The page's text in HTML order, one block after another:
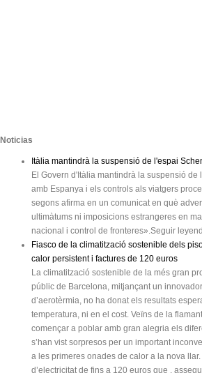
Noticias
Itàlia mantindrà la suspensió de l'espai
El Govern d'Itàlia mantindrà la suspensió de
amb Espanya i els controls als viatgers
segons afirma en un comunicat en què
ultimàtums ni imposicions estrangeres en
nacional i control de fronteres».Seguir
Fiasco de la climatització sostenible dels
calor persistent i factures de 120 euros
La climatització sostenible de la més gran
públic de Barcelona, mitjançant un
d’aerotèrmia, no ha donat els resultats
temperatura, ni en el cost. Veïns de la
començar a poblar amb gran alegria els
s’han vist sorpresos per un important
a les primeres onades de calor a la nova
d’electricitat de fins a 120 euros que ,